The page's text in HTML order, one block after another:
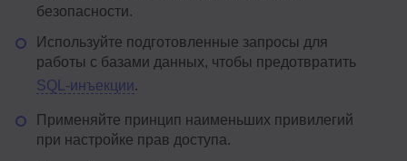
безопасности.
Используйте подготовленные запросы для
работы с базами данных, чтобы предотвратить
SQL-инъекции.
Применяйте принцип наименьших привилегий
при настройке прав доступа.